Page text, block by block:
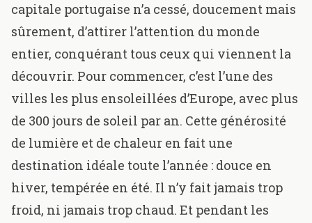
capitale portugaise n’a cessé, doucement mais
sûrement, d’attirer l’attention du monde
entier, conquérant tous ceux qui viennent la
découvrir. Pour commencer, c’est l’une des
villes les plus ensoleillées d’Europe, avec plus
de 300 jours de soleil par an. Cette générosité
de lumière et de chaleur en fait une
destination idéale toute l’année : douce en
hiver, tempérée en été. Il n’y fait jamais trop
froid, ni jamais trop chaud. Et pendant les